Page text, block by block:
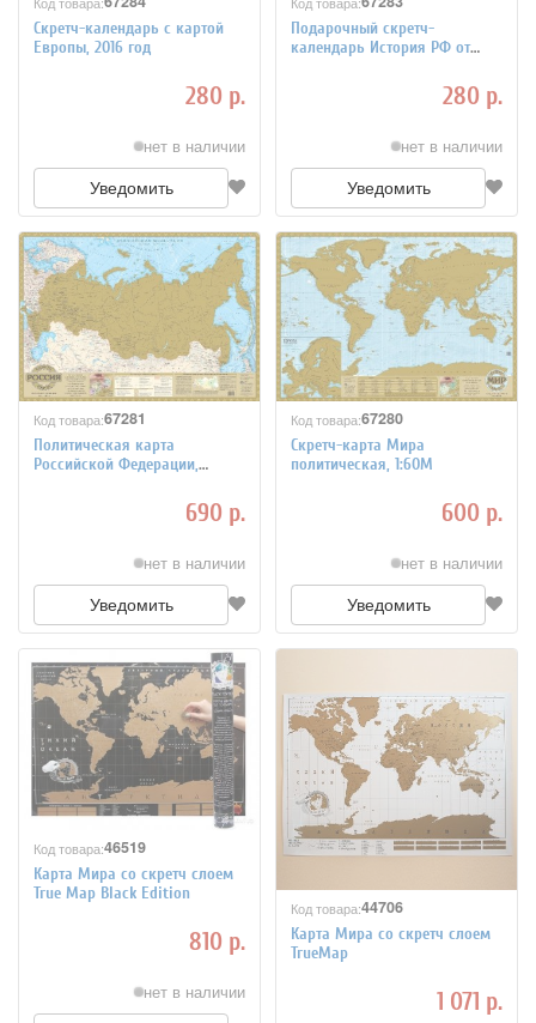
Скретч-календарь с картой
Европы, 2016 год
280 р.
нет в наличии
Уведомить
Подарочный скретч-
календарь История РФ от
280 р.
нет в наличии
Уведомить
Код товара:67281
Политическая карта
Российской Федерации,
690 р.
нет в наличии
Уведомить
Код товара:67280
Скретч-карта Мира
политическая, 1:60М
600 р.
нет в наличии
Уведомить
Код товара:46519
Карта Мира со скретч слоем
True Map Black Edition
810 р.
нет в наличии
Код товара:44706
Карта Мира со скретч слоем
TrueMap
1 071 р.